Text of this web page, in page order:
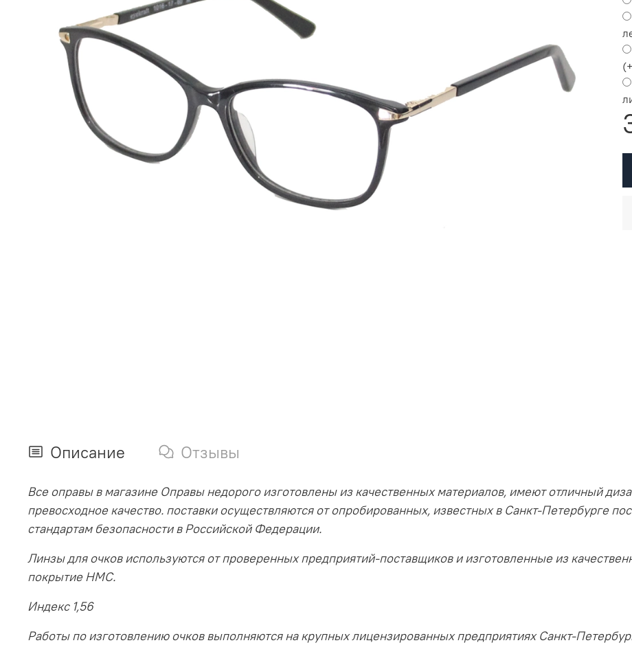
(+
Описание Отзывы
Все оправы в магазине Оправы недорого изготовлены из качественных материалов, имеют отличный
превосходное качество. поставки осуществляются от опробированных, известных в Санкт-Петербурге
стандартам безопасности в Российской Федерации.
Линзы для очков используются от проверенных предприятий-поставщиков и изготовленные из
покрытие HMC.
Индекс 1,56
Работы по изготовлению очков выполняются на крупных лицензированных предприятиях Санкт-